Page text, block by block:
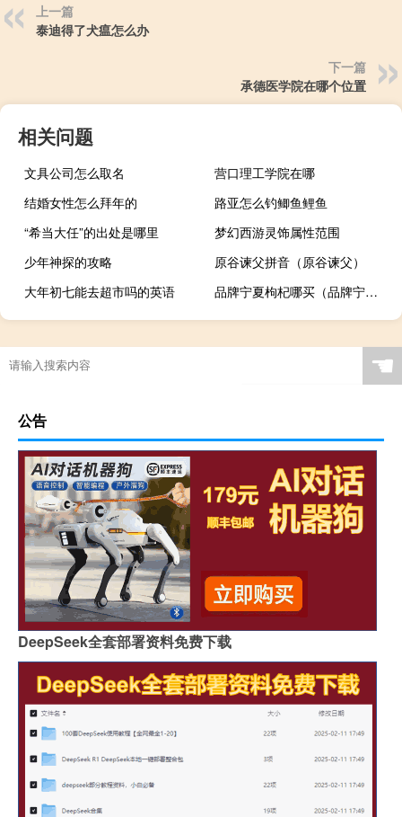
上一篇
泰迪得了犬瘟怎么办
下一篇
承德医学院在哪个位置
相关问题
文具公司怎么取名
营口理工学院在哪
结婚女性怎么拜年的
路亚怎么钓鲫鱼鲤鱼
“希当大任”的出处是哪里
梦幻西游灵饰属性范围
少年神探的攻略
原谷谏父拼音（原谷谏父）
大年初七能去超市吗的英语
品牌宁夏枸杞哪买（品牌宁夏枸杞多少钱斤）
☚
公告
DeepSeek全套部署资料免费下载